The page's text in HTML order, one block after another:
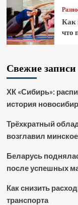
Как
что
Свежие записи
ХК «Сибирь»:
история
Трёхкратный
возглавил
Беларусь
после успешных
Как снизить
транспорта